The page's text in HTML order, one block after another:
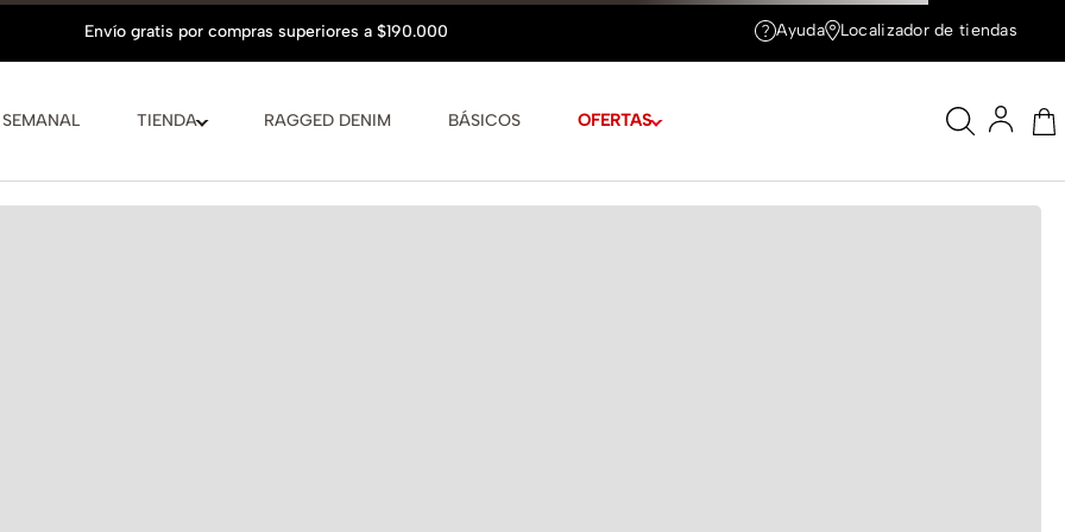
TIENDA RAGGED DENIM BÁSICOS OFERTAS
Ayuda Localizador de tiendas
Hasta6 cuotas Cuotas de$21.372